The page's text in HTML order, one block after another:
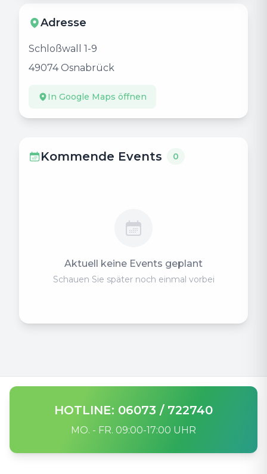
Adresse
Schloßwall 1-9
49074 Osnabrück
In Google Maps öffnen
Kommende Events 0
Aktuell keine Events geplant
Schauen Sie später noch einmal vorbei
HOTLINE: 06073 / 722740
MO. - FR. 09:00-17:00 UHR